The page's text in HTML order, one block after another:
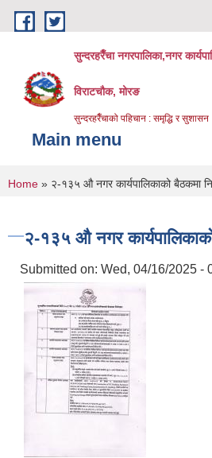
Skip to main content
सुन्दरहरैँचा नगरपालिका,नगर
विराटचौक, मोरङ
सुन्दरहरैँचाको पहिचान : समृद्धि र सुशासन
Main menu
You are here
Home » २-१३५ औ नगर कार्यपालिकाको बैठकमा
२-१३५ औ नगर
Submitted on: Wed, 04/16/2025 -